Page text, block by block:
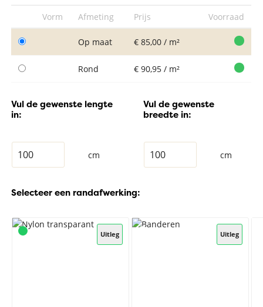
Vorm Afmeting Prijs Voorraad
Op maat € 85,00 / m²
Rond € 90,95 / m²
Vul de gewenste lengte
in:
cm
Vul de gewenste
breedte in:
cm
Selecteer een randafwerking:
Uitleg Uitleg